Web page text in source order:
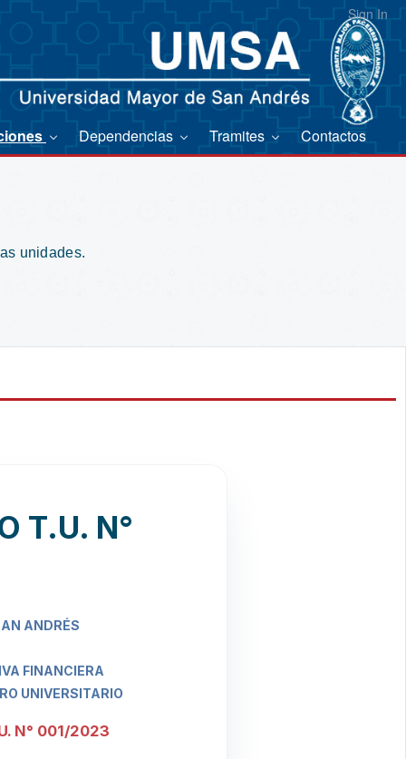
Sign In
Dependencias Tramites Contactos
unidades.
T.U. N°
ANDRÉS
FINANCIERA
UNIVERSITARIO
N° 001/2023